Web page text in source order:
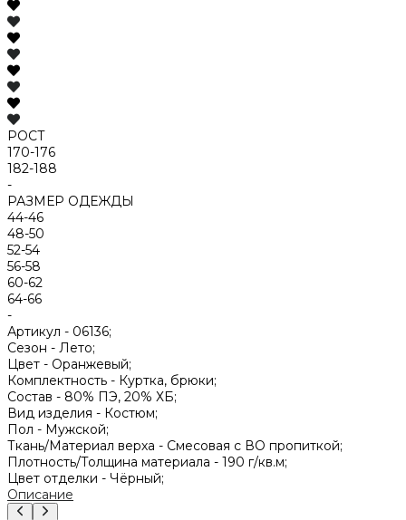
РОСТ
170-176
182-188
-
РАЗМЕР ОДЕЖДЫ
44-46
48-50
52-54
56-58
60-62
64-66
-
Артикул - 06136;
Сезон - Лето;
Цвет - Оранжевый;
Комплектность - Куртка, брюки;
Состав - 80% ПЭ, 20% ХБ;
Вид изделия - Костюм;
Пол - Мужской;
Ткань/Материал верха - Смесовая с ВО пропиткой;
Плотность/Толщина материала - 190 г/кв.м;
Цвет отделки - Чёрный;
Описание